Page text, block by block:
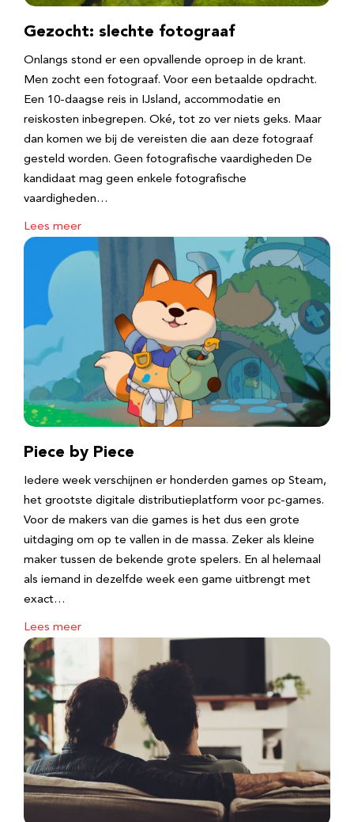
Gezocht: slechte fotograaf
Onlangs stond er een opvallende oproep in de krant.
Men zocht een fotograaf. Voor een betaalde opdracht.
Een 10-daagse reis in IJsland, accommodatie en
reiskosten inbegrepen. Oké, tot zo ver niets geks. Maar
dan komen we bij de vereisten die aan deze fotograaf
gesteld worden. Geen fotografische vaardigheden De
kandidaat mag geen enkele fotografische
vaardigheden…
Lees meer
Piece by Piece
Iedere week verschijnen er honderden games op Steam,
het grootste digitale distributieplatform voor pc-games.
Voor de makers van die games is het dus een grote
uitdaging om op te vallen in de massa. Zeker als kleine
maker tussen de bekende grote spelers. En al helemaal
als iemand in dezelfde week een game uitbrengt met
exact…
Lees meer